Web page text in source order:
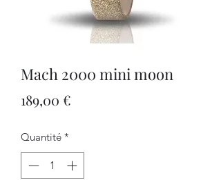
Mach 2000 mini moon
189,00 €
Quantité *